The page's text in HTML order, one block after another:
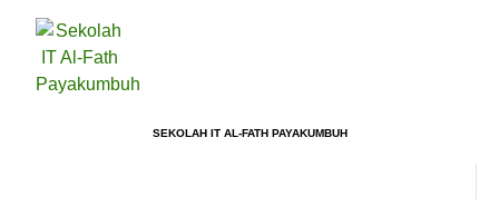
SEKOLAH IT AL-FATH PAYAKUMBUH